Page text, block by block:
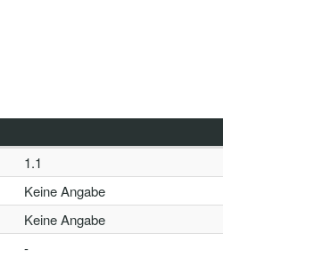
1.1
Keine Angabe
Keine Angabe
-